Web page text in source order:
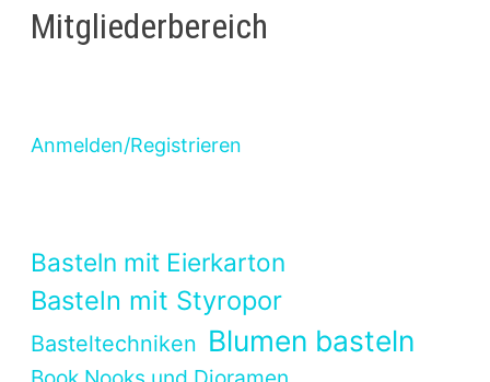
Mitgliederbereich
Anmelden/Registrieren
Basteln mit Eierkarton
Basteln mit Styropor
Basteltechniken Blumen basteln